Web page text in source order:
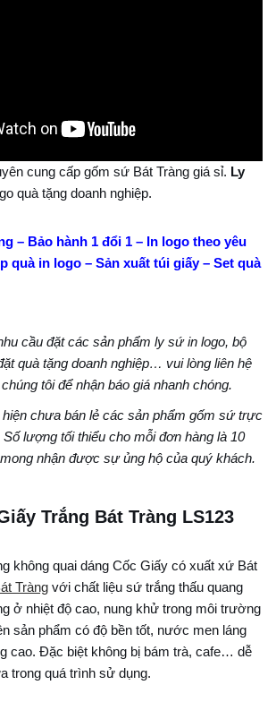
cung cấp gốm sứ Bát Tràng giá sỉ. Ly
quà tặng doanh nghiệp.
– Bảo hành 1 đổi 1 – In logo theo yêu
quà in logo – Sản xuất túi giấy – Set quà
cầu đặt các sản phẩm ly sứ in logo, bộ
quà tặng doanh nghiệp… vui lòng liên hệ
tôi để nhận báo giá nhanh chóng.
hiện chưa bán lẻ các sản phẩm gốm sứ trực
lượng tối thiểu cho mỗi đơn hàng là 10
nhận được sự ủng hộ của quý khách.
Trắng Bát Tràng LS123
không quai dáng Cốc Giấy có xuất xứ Bát
Tràng với chất liệu sứ trắng thấu quang
ở nhiệt độ cao, nung khử trong môi trường
sản phẩm có độ bền tốt, nước men láng
cao. Đặc biệt không bị bám trà, cafe… dễ
trong quá trình sử dụng.